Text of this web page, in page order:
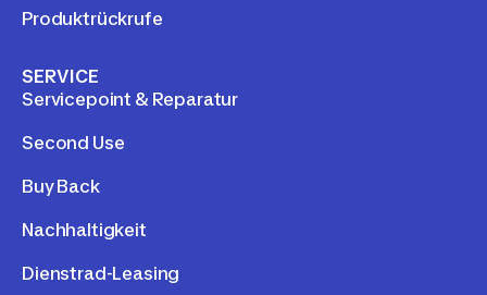
Produktrückrufe
SERVICE
Servicepoint & Reparatur
Second Use
Buy Back
Nachhaltigkeit
Dienstrad-Leasing